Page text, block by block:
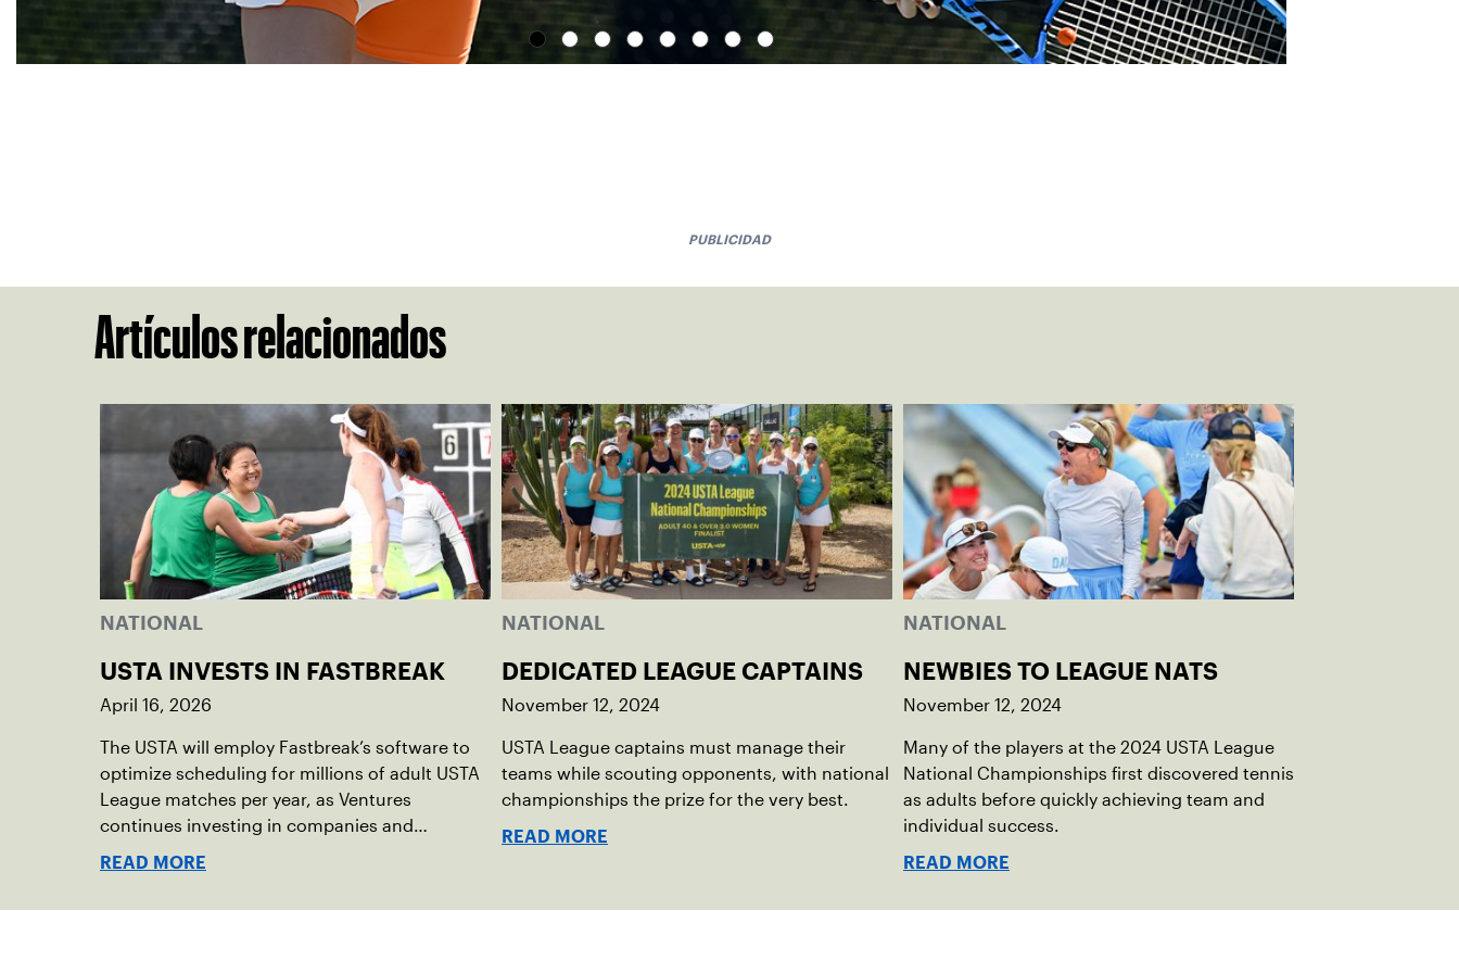
PUBLICIDAD
Artículos relacionados
NATIONAL
USTA INVESTS IN FASTBREAK
April 16, 2026
The USTA will employ Fastbreak’s software to
optimize scheduling for millions of adult USTA
League matches per year, as Ventures
continues investing in companies and
technologies that help drive the USTA’s
READ MORE
NATIONAL
DEDICATED LEAGUE CAPTAINS
November 12, 2024
USTA League captains must manage their
teams while scouting opponents, with national
championships the prize for the very best.
READ MORE
NATIONAL
NEWBIES TO LEAGUE NATS
November 12, 2024
Many of the players at the 2024 USTA League
National Championships first discovered tennis
as adults before quickly achieving team and
individual success.
READ MORE